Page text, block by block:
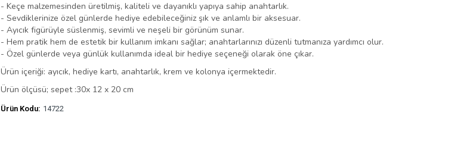
- Keçe malzemesinden üretilmiş, kaliteli ve dayanıklı yapıya sahip anahtarlık.
- Sevdiklerinize özel günlerde hediye edebileceğiniz şık ve anlamlı bir aksesuar.
- Ayıcık figürüyle süslenmiş, sevimli ve neşeli bir görünüm sunar.
- Hem pratik hem de estetik bir kullanım imkanı sağlar; anahtarlarınızı düzenli tutmanıza yardımcı olur.
- Özel günlerde veya günlük kullanımda ideal bir hediye seçeneği olarak öne çıkar.
Ürün içeriği: ayıcık, hediye kartı, anahtarlık, krem ve kolonya içermektedir.
Ürün ölçüsü; sepet :30x 12 x 20 cm
Ürün Kodu: 14722